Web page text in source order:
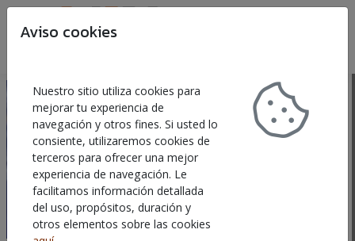
Aviso cookies
Nuestro sitio utiliza cookies para
mejorar tu experiencia de
navegación y otros fines. Si usted lo
consiente, utilizaremos cookies de
terceros para ofrecer una mejor
experiencia de navegación. Le
facilitamos información detallada
del uso, propósitos, duración y
otros elementos sobre las cookies